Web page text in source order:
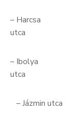
– Harcsa
– Ibolya
– Jázmin utca